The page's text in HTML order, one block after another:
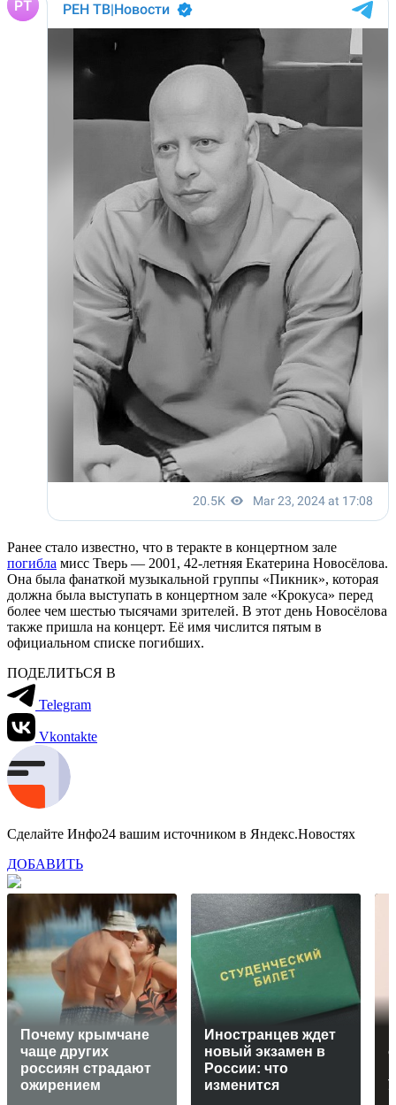
Ранее стало известно, что в теракте в концертном зале
погибла мисс Тверь — 2001, 42-летняя Екатерина Новосёлова.
Она была фанаткой музыкальной группы «Пикник», которая
должна была выступать в концертном зале «Крокуса» перед
более чем шестью тысячами зрителей. В этот день Новосёлова
также пришла на концерт. Её имя числится пятым в
официальном списке погибших.
ПОДЕЛИТЬСЯ В
Telegram
Vkontakte
Сделайте Инфо24 вашим источником в Яндекс.Новостях
ДОБАВИТЬ
Почему крымчане
чаще других
россиян страдают
ожирением
Иностранцев ждет
новый экзамен в
России: что
изменится